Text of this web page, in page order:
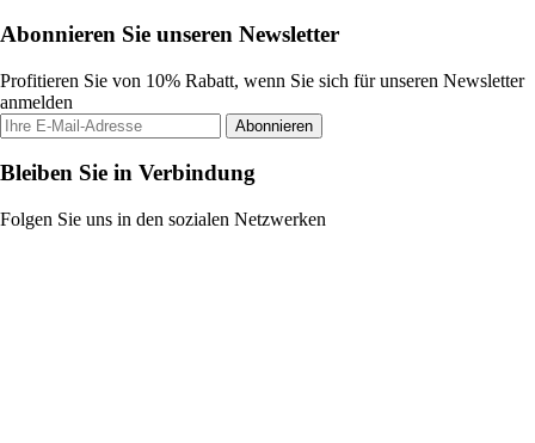
Abonnieren Sie unseren Newsletter
Profitieren Sie von 10% Rabatt, wenn Sie sich für unseren Newsletter
anmelden
Abonnieren
Bleiben Sie in Verbindung
Folgen Sie uns in den sozialen Netzwerken